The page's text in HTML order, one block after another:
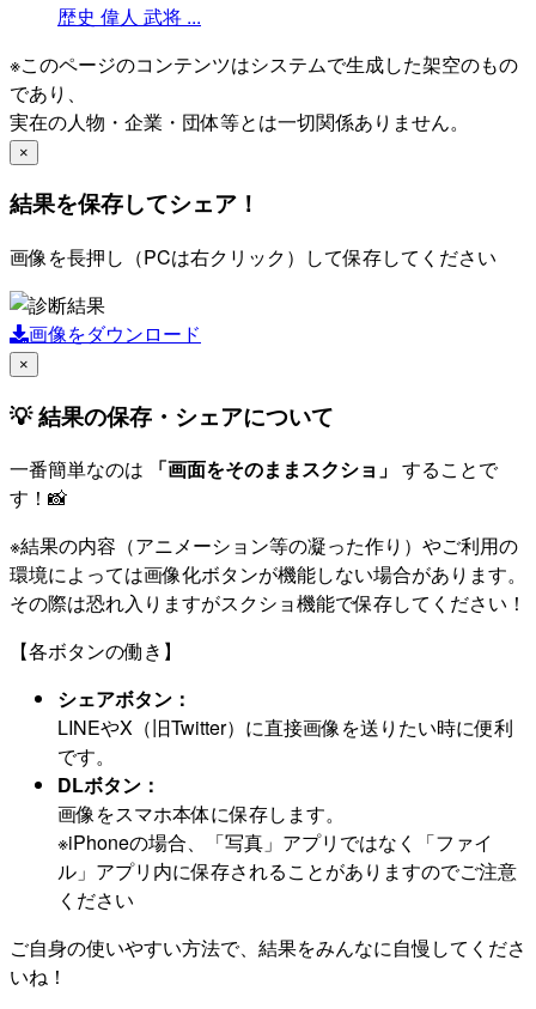
歴史 偉人 武将 ...
※このページのコンテンツはシステムで生成した架空のもの
であり、
実在の人物・企業・団体等とは一切関係ありません。
×
結果を保存してシェア！
画像を長押し（PCは右クリック）して保存してください
画像をダウンロード
×
💡 結果の保存・シェアについて
一番簡単なのは 「画面をそのままスクショ」 することで
す！📸
※結果の内容（アニメーション等の凝った作り）やご利用の
環境によっては画像化ボタンが機能しない場合があります。
その際は恐れ入りますがスクショ機能で保存してください！
【各ボタンの働き】
シェアボタン：
LINEやX（旧Twitter）に直接画像を送りたい時に便利
です。
DLボタン：
画像をスマホ本体に保存します。
※iPhoneの場合、「写真」アプリではなく「ファイ
ル」アプリ内に保存されることがありますのでご注意
ください
ご自身の使いやすい方法で、結果をみんなに自慢してくださ
いね！